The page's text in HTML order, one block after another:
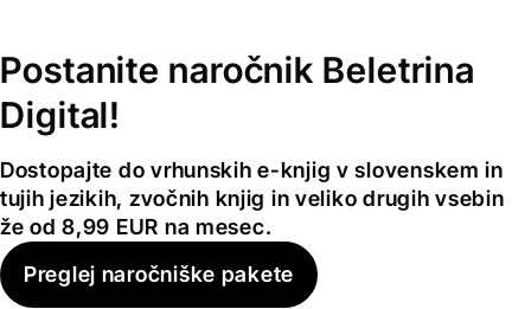
Postanite naročnik Beletrina
Digital!
Dostopajte do vrhunskih e-knjig v slovenskem in
tujih jezikih, zvočnih knjig in veliko drugih vsebin
že od 8,99 EUR na mesec.
Preglej naročniške pakete